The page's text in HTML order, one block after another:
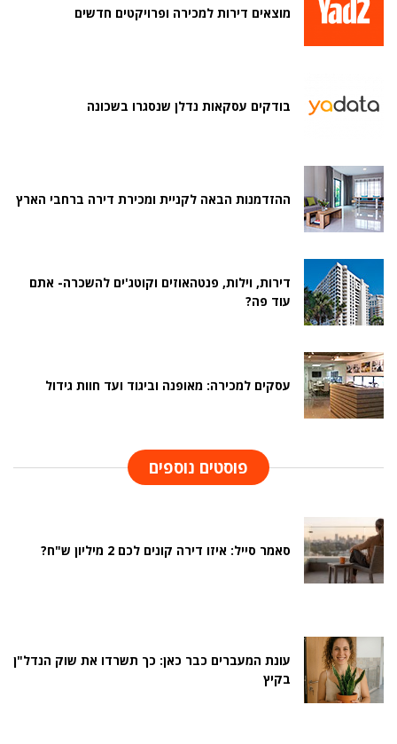
מוצאים דירות למכירה ופרויקטים חדשים
בודקים עסקאות נדלן שנסגרו בשכונה
ההזדמנות הבאה לקניית ומכירת דירה ברחבי הארץ
דירות, וילות, פנטהאוזים וקוטג'ים להשכרה- אתם
עוד פה?
עסקים למכירה: מאופנה וביגוד ועד חוות גידול
פוסטים נוספים
סאמר סייל: איזו דירה קונים לכם 2 מיליון ש"ח?
עונת המעברים כבר כאן: כך תשרדו את שוק הנדל"ן
בקיץ